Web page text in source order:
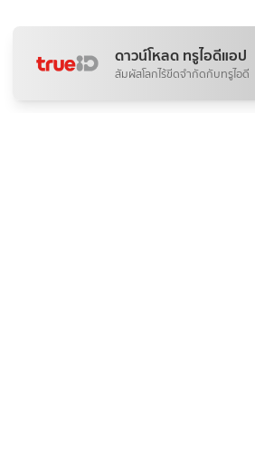
ดาวน์โหลด ทรูไอดีแอป
สัมผัสโลกไร้ขีดจำกัดกับทรูไอดี